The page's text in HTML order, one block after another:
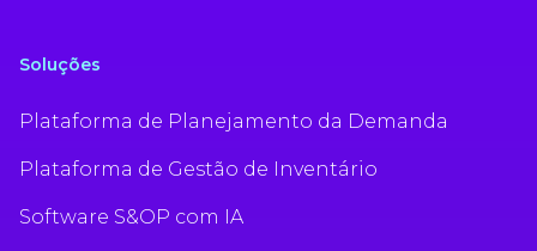
Soluções
Plataforma de Planejamento da Demanda
Plataforma de Gestão de Inventário
Software S&OP com IA